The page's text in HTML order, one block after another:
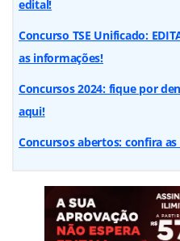
edital!
Concurso TSE Unificado:
as informações!
Concursos 2024: fique por
aqui!
Concursos abertos: confira